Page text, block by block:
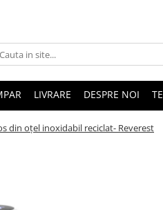
LIVRARE DESPRE NOI
din oțel inoxidabil reciclat- Reverest